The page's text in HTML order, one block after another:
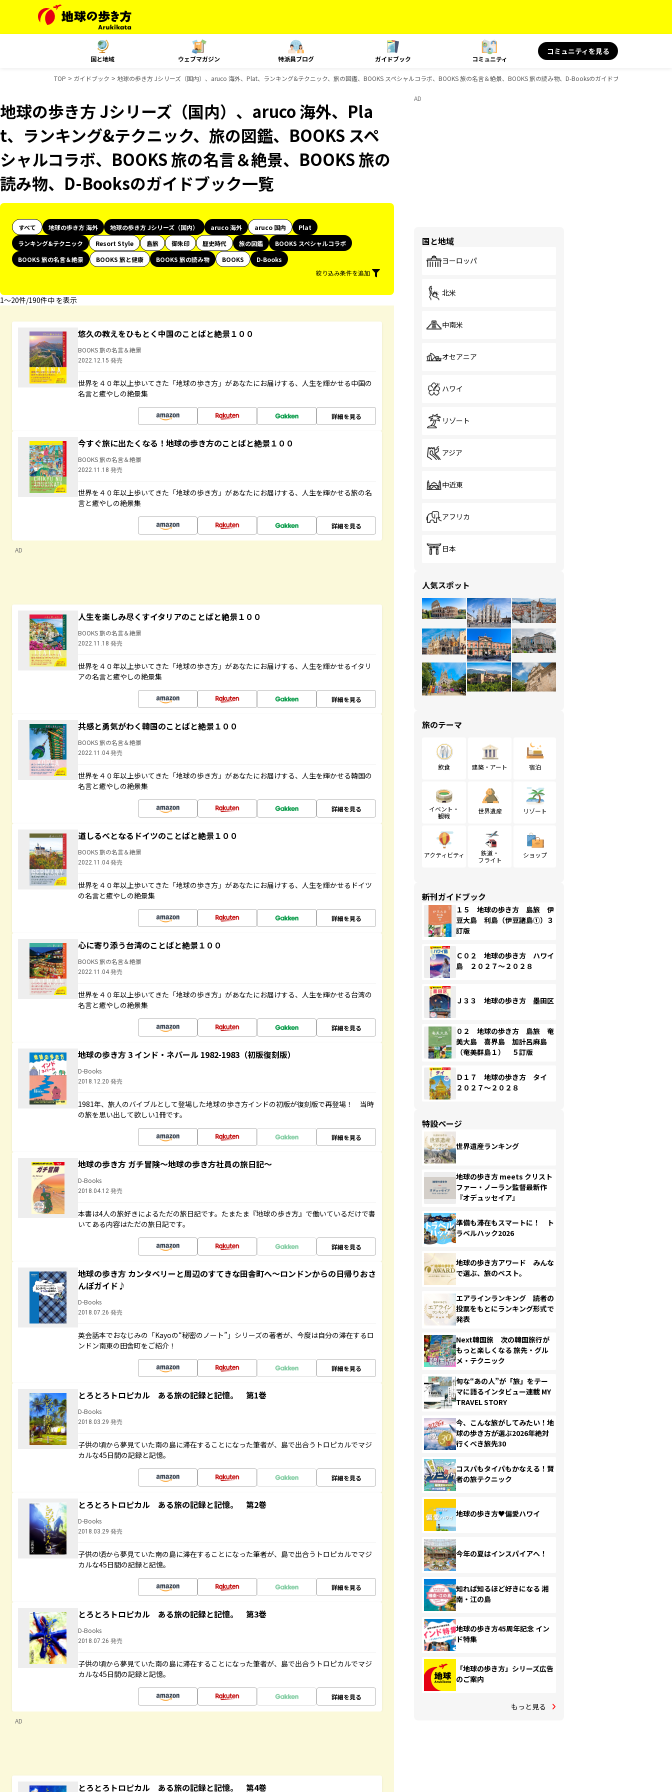
国と地域 ウェブマガジン 特派員ブログ ガイドブック コミュニティ
コミュニティを見る
TOP ガイドブック 地球の歩き方 Jシリーズ（国内）、aruco 海外、Plat、ランキング&テクニック、旅の図鑑、BOOKS スペシャルコラボ、BOOKS 旅の名言＆絶景、BOOKS 旅の読み物、D-Booksのガイドブック一覧
地球の歩き方 Jシリーズ（国内）、aruco 海外、Pla
t、ランキング&テクニック、旅の図鑑、BOOKS スペ
シャルコラボ、BOOKS 旅の名言＆絶景、BOOKS 旅の
読み物、D-Booksのガイドブック一覧
すべて 地球の歩き方 海外 地球の歩き方 Jシリーズ（国内） aruco 海外 aruco 国内
Plat
ランキング&テクニック
Resort Style 島旅 御朱印 歴史時代 旅の図鑑
BOOKS スペシャルコラボ
BOOKS 旅の名言＆絶景
BOOKS 旅と健康 BOOKS 旅の読み物 BOOKS
D-Books
絞り込み条件を追加
1〜20件/190件中 を表示
悠久の教えをひもとく中国のことばと絶景１００
BOOKS 旅の名言＆絶景
2022.12.15 発売
世界を４０年以上歩いてきた「地球の歩き方」があなたにお届けする、人生を輝かせる中国の
名言と癒やしの絶景集
詳細を見る
今すぐ旅に出たくなる！地球の歩き方のことばと絶景１００
BOOKS 旅の名言＆絶景
2022.11.18 発売
世界を４０年以上歩いてきた「地球の歩き方」があなたにお届けする、人生を輝かせる旅の名
言と癒やしの絶景集
詳細を見る
AD
人生を楽しみ尽くすイタリアのことばと絶景１００
BOOKS 旅の名言＆絶景
2022.11.18 発売
世界を４０年以上歩いてきた「地球の歩き方」があなたにお届けする、人生を輝かせるイタリ
アの名言と癒やしの絶景集
詳細を見る
共感と勇気がわく韓国のことばと絶景１００
BOOKS 旅の名言＆絶景
2022.11.04 発売
世界を４０年以上歩いてきた「地球の歩き方」があなたにお届けする、人生を輝かせる韓国の
名言と癒やしの絶景集
詳細を見る
道しるべとなるドイツのことばと絶景１００
BOOKS 旅の名言＆絶景
2022.11.04 発売
世界を４０年以上歩いてきた「地球の歩き方」があなたにお届けする、人生を輝かせるドイツ
の名言と癒やしの絶景集
詳細を見る
心に寄り添う台湾のことばと絶景１００
BOOKS 旅の名言＆絶景
2022.11.04 発売
世界を４０年以上歩いてきた「地球の歩き方」があなたにお届けする、人生を輝かせる台湾の
名言と癒やしの絶景集
詳細を見る
地球の歩き方 3 インド・ネパール 1982-1983（初版復刻版）
D-Books
2018.12.20 発売
1981年、旅人のバイブルとして登場した地球の歩き方インドの初版が復刻版で再登場！ 当時
の旅を思い出して欲しい1冊です。
詳細を見る
地球の歩き方 ガチ冒険～地球の歩き方社員の旅日記～
D-Books
2018.04.12 発売
本書は4人の旅好きによるただの旅日記です。たまたま『地球の歩き方』で働いているだけで書
いてある内容はただの旅日記です。
詳細を見る
地球の歩き方 カンタベリーと周辺のすてきな田舎町へ～ロンドンからの日帰りおさ
んぽガイド♪
D-Books
2018.07.26 発売
英会話本でおなじみの「Kayoの“秘密のノート”」シリーズの著者が、今度は自分の滞在するロ
ンドン南東の田舎町をご紹介！
詳細を見る
とろとろトロピカル ある旅の記録と記憶。 第1巻
D-Books
2018.03.29 発売
子供の頃から夢見ていた南の島に滞在することになった筆者が、島で出合うトロピカルでマジ
カルな45日間の記録と記憶。
詳細を見る
とろとろトロピカル ある旅の記録と記憶。 第2巻
D-Books
2018.03.29 発売
子供の頃から夢見ていた南の島に滞在することになった筆者が、島で出合うトロピカルでマジ
カルな45日間の記録と記憶。
詳細を見る
とろとろトロピカル ある旅の記録と記憶。 第3巻
D-Books
2018.07.26 発売
子供の頃から夢見ていた南の島に滞在することになった筆者が、島で出合うトロピカルでマジ
カルな45日間の記録と記憶。
詳細を見る
AD
とろとろトロピカル ある旅の記録と記憶。 第4巻
AD
国と地域
ヨーロッパ
北米
中南米
オセアニア
ハワイ
リゾート
アジア
中近東
アフリカ
日本
人気スポット
旅のテーマ
飲食 建築・アート 宿泊
イベント・
観戦
世界遺産 リゾート
アクティビティ
鉄道・
フライト
ショップ
新刊ガイドブック
１５ 地球の歩き方 島旅 伊
豆大島 利島（伊豆諸島①）３
訂版
Ｃ０２ 地球の歩き方 ハワイ
島 ２０２７～２０２８
Ｊ３３ 地球の歩き方 墨田区
０２ 地球の歩き方 島旅 奄
美大島 喜界島 加計呂麻島
（奄美群島１） ５訂版
Ｄ１７ 地球の歩き方 タイ
２０２７～２０２８
特設ページ
世界遺産ランキング
地球の歩き方 meets クリスト
ファー・ノーラン監督最新作
『オデュッセイア』
準備も滞在もスマートに！ ト
ラベルハック2026
地球の歩き方アワード みんな
で選ぶ、旅のベスト。
エアラインランキング 読者の
投票をもとにランキング形式で
発表
Next韓国旅 次の韓国旅行が
もっと楽しくなる 旅先・グル
メ・テクニック
旬な“あの人”が「旅」をテー
マに語るインタビュー連載 MY
TRAVEL STORY
今、こんな旅がしてみたい！地
球の歩き方が選ぶ2026年絶対
行くべき旅先30
コスパもタイパもかなえる！賢
者の旅テクニック
地球の歩き方♥偏愛ハワイ
今年の夏はインスパイアへ！
知れば知るほど好きになる 湘
南・江の島
地球の歩き方45周年記念 イン
ド特集
「地球の歩き方」シリーズ広告
のご案内
もっと見る